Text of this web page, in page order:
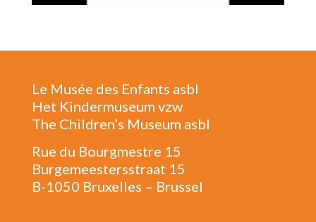
Le Musée des Enfants asbl
Het Kindermuseum vzw
The Children’s Museum asbl
Rue du Bourgmestre 15
Burgemeestersstraat 15
B-1050 Bruxelles – Brussel